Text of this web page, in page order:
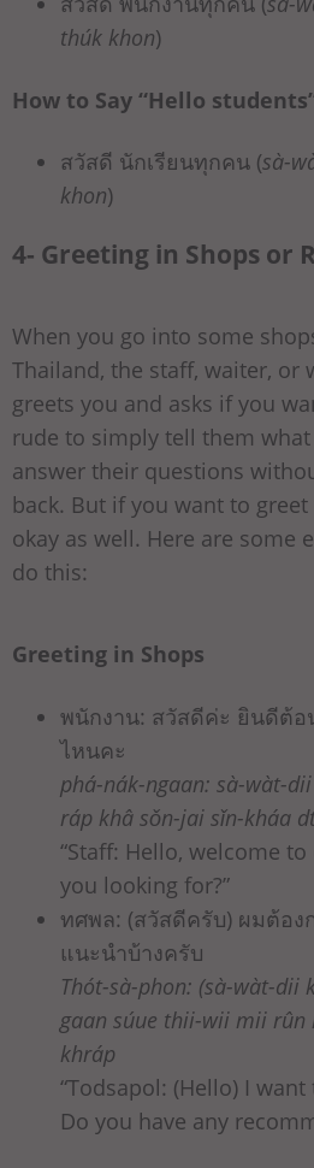
thúk khon)
How to Say “Hello
สวัสดี นักเรียนทุกคน (sà-
khon)
4- Greeting in Shops or
When you go into some
Thailand, the staff, waiter, or
greets you and asks if you
rude to simply tell them
answer their questions
back. But if you want to greet
okay as well. Here are some
do this:
Greeting in Shops
พนักงาน: สวัสดีค่ะ ยินดีต้
ไหนคะ
phá-nák-ngaan: sà-wàt-
ráp khâ sǒn-jai sǐn-kháa
“Staff: Hello, welcome
you looking for?”
ทศพล: (สวัสดีครับ) ผมต้อ
แนะนำบ้างครับ
Thót-sà-phon: (sà-wàt-dii
gaan súue thii-wii mii rûn
khráp
“Todsapol: (Hello) I
Do you have any